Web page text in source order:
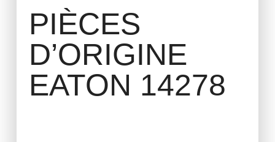
PIÈCES
D’ORIGINE
EATON 14278